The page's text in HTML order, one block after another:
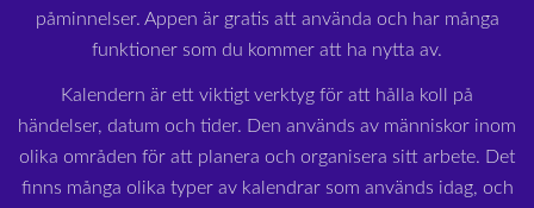
påminnelser. Appen är gratis att använda och har många
funktioner som du kommer att ha nytta av.
Kalendern är ett viktigt verktyg för att hålla koll på
händelser, datum och tider. Den används av människor inom
olika områden för att planera och organisera sitt arbete. Det
finns många olika typer av kalendrar som används idag, och